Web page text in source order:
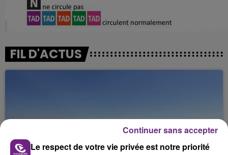
FIL D'ACTUS
Le respect de votre vie privée est notre priorité
Continuer sans accepter